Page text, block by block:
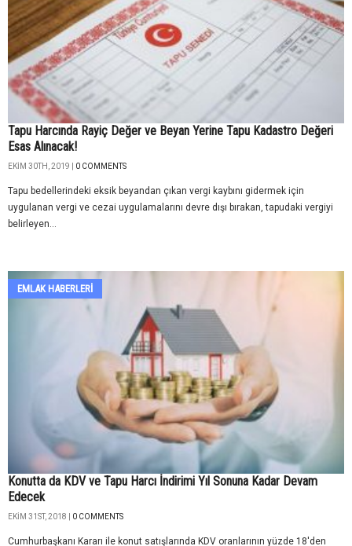
Tapu Harcında Rayiç Değer ve Beyan Yerine Tapu Kadastro Değeri
Esas Alınacak!
EKIM 30TH, 2019 | 0 COMMENTS
Tapu bedellerindeki eksik beyandan çıkan vergi kaybını gidermek için
uygulanan vergi ve cezai uygulamalarını devre dışı bırakan, tapudaki vergiyi
belirleyen...
EMLAK HABERLERI
Konutta da KDV ve Tapu Harcı İndirimi Yıl Sonuna Kadar Devam
Edecek
EKIM 31ST, 2018 | 0 COMMENTS
Cumhurbaşkanı Kararı ile konut satışlarında KDV oranlarının yüzde 18'den